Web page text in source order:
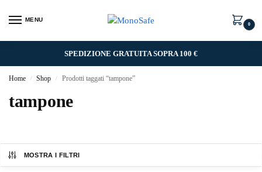
MENU
0
SPEDIZIONE GRATUITA SOPRA 100 €
Home / Shop / Prodotti taggati “tampone”
tampone
MOSTRA I FILTRI